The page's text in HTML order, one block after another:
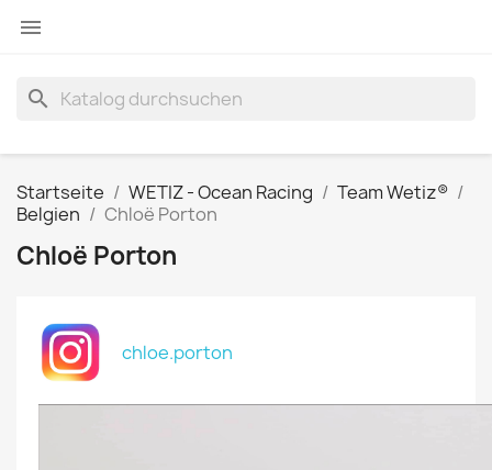

search
Startseite WETIZ - Ocean Racing
Team Wetiz®
Belgien
Chloë Porton
Chloë Porton
chloe.porton